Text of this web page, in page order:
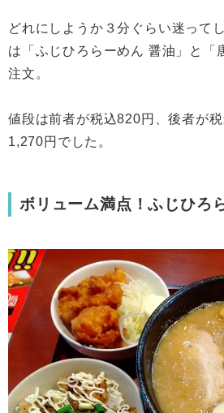
どれにしようか３分ぐらい迷って
は「ふじひろらーめん 醤油」と「
注文。
値段は前者が税込820円、後者が
1,270円でした。
ボリューム満点！ふじひろ